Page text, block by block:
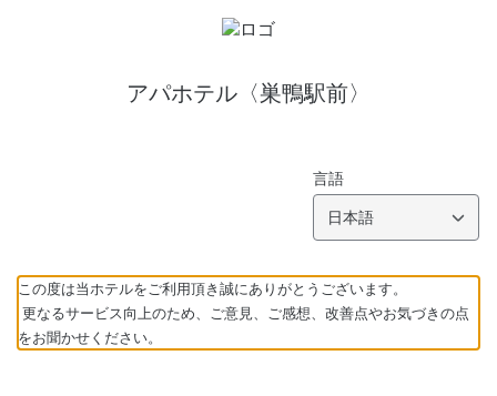
アパホテル〈巣鴨駅前〉
言語
日本語
この度は当ホテルをご利用頂き誠にありがとうございます。
更なるサービス向上のため、ご意見、ご感想、改善点やお気づきの点
をお聞かせください。